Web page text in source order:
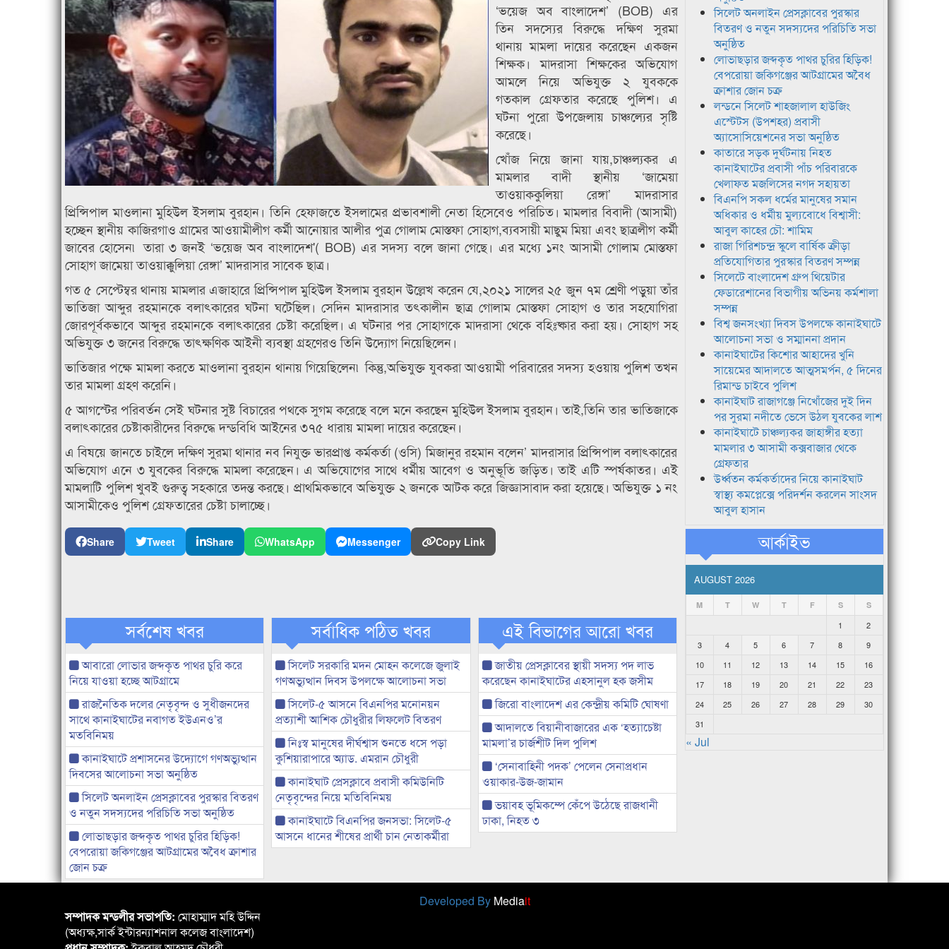
‘ভয়েজ অব বাংলাদেশ’ (BOB) এর
তিন সদস্যের বিরুদ্ধে দক্ষিণ সুরমা
থানায় মামলা দায়ের করেছেন একজন
শিক্ষক। মাদরাসা শিক্ষকের অভিযোগ
আমলে নিয়ে অভিযুক্ত ২ যুবককে
গতকাল গ্রেফতার করেছে পুলিশ। এ
ঘটনা পুরো উপজেলায় চাঞ্চল্যের সৃষ্টি
করেছে।
খোঁজ নিয়ে জানা যায়,চাঞ্চল্যকর এ
মামলার বাদী স্থানীয় ‘জামেয়া
তাওয়াককুলিয়া রেঙ্গা’ মাদরাসার
প্রিন্সিপাল মাওলানা মুহিউল ইসলাম বুরহান। তিনি হেফাজতে ইসলামের প্রভাবশালী নেতা হিসেবেও পরিচিত। মামলার বিবাদী (আসামী)
হচ্ছেন স্থানীয় কাজিরগাও গ্রামের আওয়ামীলীগ কর্মী আনোয়ার আলীর পুত্র গোলাম মোস্তফা সোহাগ,ব্যবসায়ী মাছুম মিয়া এবং ছাত্রলীগ কর্মী
জাবের হোসেন৷ তারা ৩ জনই ‘ভয়েজ অব বাংলাদেশ'( BOB) এর সদস্য বলে জানা গেছে। এর মধ্যে ১নং আসামী গোলাম মোস্তফা
সোহাগ জামেয়া তাওয়াক্কুলিয়া রেঙ্গা’ মাদরাসার সাবেক ছাত্র।
গত ৫ সেপ্টেম্বর থানায় মামলার এজাহারে প্রিন্সিপাল মুহিউল ইসলাম বুরহান উল্লেখ করেন যে,২০২১ সালের ২৫ জুন ৭ম শ্রেণী পড়ুয়া তাঁর
ভাতিজা আব্দুর রহমানকে বলাৎকারের ঘটনা ঘটেছিল। সেদিন মাদরাসার তৎকালীন ছাত্র গোলাম মোস্তফা সোহাগ ও তার সহযোগিরা
জোরপূর্বকভাবে আব্দুর রহমানকে বলাৎকারের চেষ্টা করেছিল। এ ঘটনার পর সোহাগকে মাদরাসা থেকে বহিঃষ্কার করা হয়। সোহাগ সহ
অভিযুক্ত ৩ জনের বিরুদ্ধে তাৎক্ষণিক আইনী ব্যবস্থা গ্রহণেরও তিনি উদ্যোগ নিয়েছিলেন।
ভাতিজার পক্ষে মামলা করতে মাওলানা বুরহান থানায় গিয়েছিলেন৷ কিন্তু,অভিযুক্ত যুবকরা আওয়ামী পরিবারের সদস্য হওয়ায় পুলিশ তখন
তার মামলা গ্রহণ করেনি।
৫ আগস্টের পরিবর্তন সেই ঘটনার সুষ্ট বিচারের পথকে সুগম করেছে বলে মনে করছেন মুহিউল ইসলাম বুরহান। তাই,তিনি তার ভাতিজাকে
বলাৎকারের চেষ্টাকারীদের বিরুদ্ধে দন্ডবিধি আইনের ৩৭৫ ধারায় মামলা দায়ের করেছেন।
এ বিষয়ে জানতে চাইলে দক্ষিণ সুরমা থানার নব নিযুক্ত ভারপ্রাপ্ত কর্মকর্তা (ওসি) মিজানুর রহমান বলেন’ মাদরাসার প্রিন্সিপাল বলাৎকারের
অভিযোগ এনে ৩ যুবকের বিরুদ্ধে মামলা করেছেন। এ অভিযোগের সাথে ধর্মীয় আবেগ ও অনুভূতি জড়িত। তাই এটি স্পর্ষকাতর। এই
মামলাটি পুলিশ খুবই গুরুত্ব সহকারে তদন্ত করছে। প্রাথমিকভাবে অভিযুক্ত ২ জনকে আটক করে জিজ্ঞাসাবাদ করা হয়েছে। অভিযুক্ত ১ নং
আসামীকেও পুলিশ গ্রেফতারের চেষ্টা চালাচ্ছে।
Share Tweet Share WhatsApp Messenger Copy Link
সর্বশেষ খবর
আবারো লোভার জব্দকৃত পাথর চুরি করে
নিয়ে যাওয়া হচ্ছে আটগ্রামে
রাজনৈতিক দলের নেতৃবৃন্দ ও সুধীজনদের
সাথে কানাইঘাটের নবাগত ইউএনও’র
মতবিনিময়
কানাইঘাটে প্রশাসনের উদ্যোগে গণঅভ্যুত্থান
দিবসের আলোচনা সভা অনুষ্ঠিত
সিলেট অনলাইন প্রেসক্লাবের পুরস্কার বিতরণ
ও নতুন সদস্যদের পরিচিতি সভা অনুষ্ঠিত
লোভাছড়ার জব্দকৃত পাথর চুরির হিড়িক!
বেপরোয়া জকিগঞ্জের আটগ্রামের অবৈধ ক্রাশার
জোন চক্র
সর্বাধিক পঠিত খবর
সিলেট সরকারি মদন মোহন কলেজে জুলাই
গণঅভ্যুত্থান দিবস উপলক্ষে আলোচনা সভা
সিলেট-৫ আসনে বিএনপির মনোনয়ন
প্রত্যাশী আশিক চৌধুরীর লিফলেট বিতরণ
নিঃস্ব মানুষের দীর্ঘশ্বাস শুনতে ধসে পড়া
কুশিয়ারাপারে অ্যাড. এমরান চৌধুরী
কানাইঘাট প্রেসক্লাবে প্রবাসী কমিউনিটি
নেতৃবৃন্দের নিয়ে মতিবিনিময়
কানাইঘাটে বিএনপির জনসভা: সিলেট-৫
আসনে ধানের শীষের প্রার্থী চান নেতাকর্মীরা
এই বিভাগের আরো খবর
জাতীয় প্রেসক্লাবের স্থায়ী সদস্য পদ লাভ
করেছেন কানাইঘাটের এহসানুল হক জসীম
জিরো বাংলাদেশ এর কেন্দ্রীয় কমিটি ঘোষণা
আদালতে বিয়ানীবাজারের এক ‘হত্যাচেষ্টা
মামলা’র চার্জশীট দিল পুলিশ
‘সেনাবাহিনী পদক’ পেলেন সেনাপ্রধান
ওয়াকার-উজ-জামান
ভয়াবহ ভূমিকম্পে কেঁপে উঠেছে রাজধানী
ঢাকা, নিহত ৩
সিলেট অনলাইন প্রেসক্লাবের পুরস্কার
বিতরণ ও নতুন সদস্যদের পরিচিতি সভা
অনুষ্ঠিত
লোভাছড়ার জব্দকৃত পাথর চুরির হিড়িক!
বেপরোয়া জকিগঞ্জের আটগ্রামের অবৈধ
ক্রাশার জোন চক্র
লন্ডনে সিলেট শাহজালাল হাউজিং
এস্টেটস (উপশহর) প্রবাসী
অ্যাসোসিয়েশনের সভা অনুষ্ঠিত
কাতারে সড়ক দুর্ঘটনায় নিহত
কানাইঘাটের প্রবাসী পাঁচ পরিবারকে
খেলাফত মজলিসের নগদ সহায়তা
বিএনপি সকল ধর্মের মানুষের সমান
অধিকার ও ধর্মীয় মুল্যবোধে বিশ্বাসী:
আবুল কাহের চৌ: শামিম
রাজা গিরিশচন্দ্র স্কুলে বার্ষিক ক্রীড়া
প্রতিযোগিতার পুরস্কার বিতরণ সম্পন্ন
সিলেটে বাংলাদেশ গ্রুপ থিয়েটার
ফেডারেশানের বিভাগীয় অভিনয় কর্মশালা
সম্পন্ন
বিশ্ব জনসংখ্যা দিবস উপলক্ষে কানাইঘাটে
আলোচনা সভা ও সম্মাননা প্রদান
কানাইঘাটের কিশোর আহাদের খুনি
সায়েমের আদালতে আত্মসমর্পন, ৫ দিনের
রিমান্ড চাইবে পুলিশ
কানাইঘাট রাজাগঞ্জে নিখোঁজের দুই দিন
পর সুরমা নদীতে ভেসে উঠল যুবকের লাশ
কানাইঘাটে চাঞ্চল্যকর জাহাঙ্গীর হত্যা
মামলার ৩ আসামী কক্সবাজার থেকে
গ্রেফতার
উর্ধ্বতন কর্মকর্তাদের নিয়ে কানাইঘাট
স্বাস্থ্য কমপ্লেক্সে পরিদর্শন করলেন সাংসদ
আবুল হাসান
আর্কাইভ
AUGUST 2026
M T W T F S S
1
2
3
4 5 6 7 8
9
10
11 12 13 14 15
16
17
18 19 20 21 22
23
24
25 26 27 28 29
30
31
« Jul
Developed By Mediait
সম্পাদক মন্ডলীর সভাপতি: মোহাম্মাদ মহি উদ্দিন
(অধ্যক্ষ,সার্ক ইন্টারন্যাশনাল কলেজ বাংলাদেশ)